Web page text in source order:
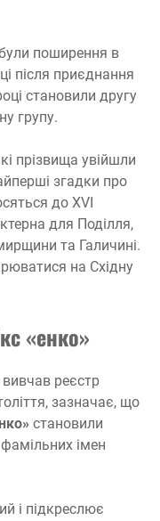
поширення в
після приєднання
становили другу
групу.
прізвища увійшли
згадки про
до XVI
для Поділля,
та Галичині.
на Східну
«енко»
реєстр
зазначає, що
становили
імен
і підкреслює